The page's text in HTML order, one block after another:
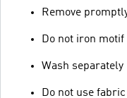
Remove
Do not iron motif
Wash separately
Do not use